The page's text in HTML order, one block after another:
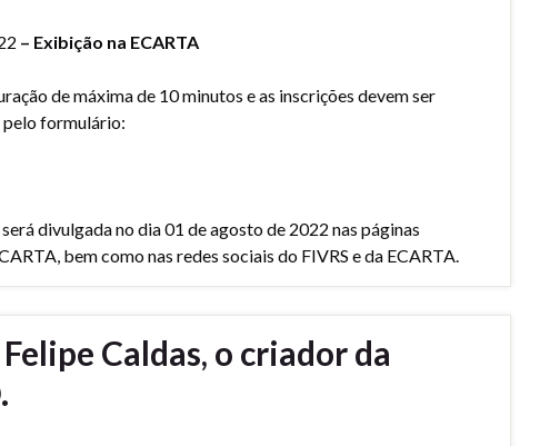
– Exibição na ECARTA
de máxima de 10 minutos e as inscrições devem ser
pelo formulário:
divulgada no dia 01 de agosto de 2022 nas páginas
bem como nas redes sociais do FIVRS e da ECARTA.
Caldas, o criador da